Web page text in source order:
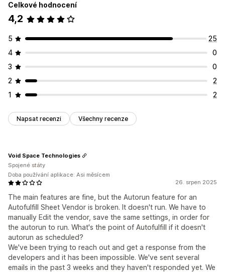
Celkové hodnocení
4,2
5
25
4
0
3
0
2
2
1
2
Napsat recenzi Všechny recenze
26. srpen 2025
The main features are fine, but the Autorun feature for an
Autofulfill Sheet Vendor is broken. It doesn't run. We have to
manually Edit the vendor, save the same settings, in order for
the autorun to run. What's the point of Autofulfill if it doesn't
autorun as scheduled?
We've been trying to reach out and get a response from the
developers and it has been impossible. We've sent several
emails in the past 3 weeks and they haven't responded yet. We
Void Space Technologies
Spojené státy
Doba používání aplikace: Asi měsícem